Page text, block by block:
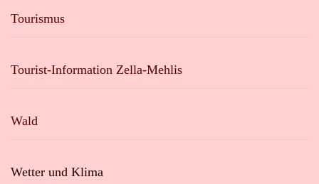
Tourismus
Tourist-Information Zella-Mehlis
Wald
Wetter und Klima